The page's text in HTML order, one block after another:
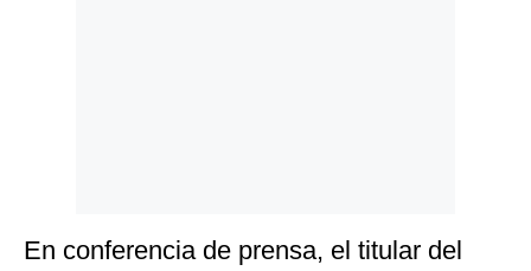
En conferencia de prensa, el titular del